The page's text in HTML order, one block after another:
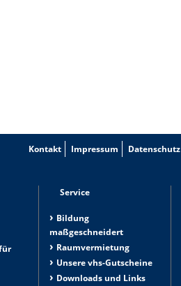
Kontakt Impressum Datenschutz
Service
Bildung
maßgeschneidert
Raumvermietung
Unsere vhs-Gutscheine
Downloads und Links